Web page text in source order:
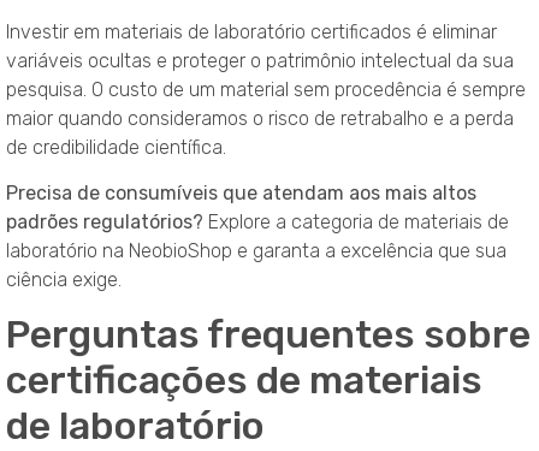
Investir em materiais de laboratório certificados é eliminar
variáveis ocultas e proteger o patrimônio intelectual da sua
pesquisa. O custo de um material sem procedência é sempre
maior quando consideramos o risco de retrabalho e a perda
de credibilidade científica.
Precisa de consumíveis que atendam aos mais altos
padrões regulatórios? Explore a categoria de materiais de
laboratório na NeobioShop e garanta a excelência que sua
ciência exige.
Perguntas frequentes sobre
certificações de materiais
de laboratório